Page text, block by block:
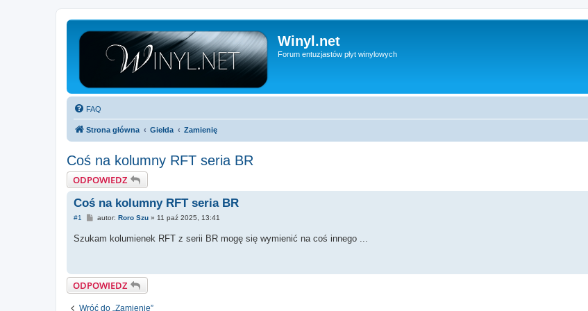
Winyl.net
Forum entuzjastów płyt winylowych
FAQ
Strona główna Giełda Zamienię
Coś na kolumny RFT seria BR
ODPOWIEDZ
Coś na kolumny RFT seria BR
#1
P
t
autor: Roro Szu» 11 paź 2025, 13:41
Szukam kolumienek RFT z serii BR mogę się wymienić na coś innego ...
ODPOWIEDZ
Wróć do „Zamienię”